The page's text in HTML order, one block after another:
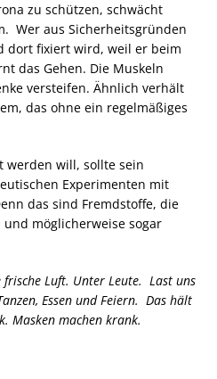
zu schützen, schwächt
Wer aus Sicherheitsgründen
dort fixiert wird, weil er beim
das Gehen. Die Muskeln
versteifen. Ähnlich verhält
das ohne ein regelmäßiges
werden will, sollte sein
Experimenten mit
das sind Fremdstoffe, die
möglicherweise sogar
Luft. Unter Leute. Last uns
Essen und Feiern. Das hält
Masken machen krank.